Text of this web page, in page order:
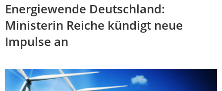
Energiewende Deutschland:
Ministerin Reiche kündigt neue
Impulse an